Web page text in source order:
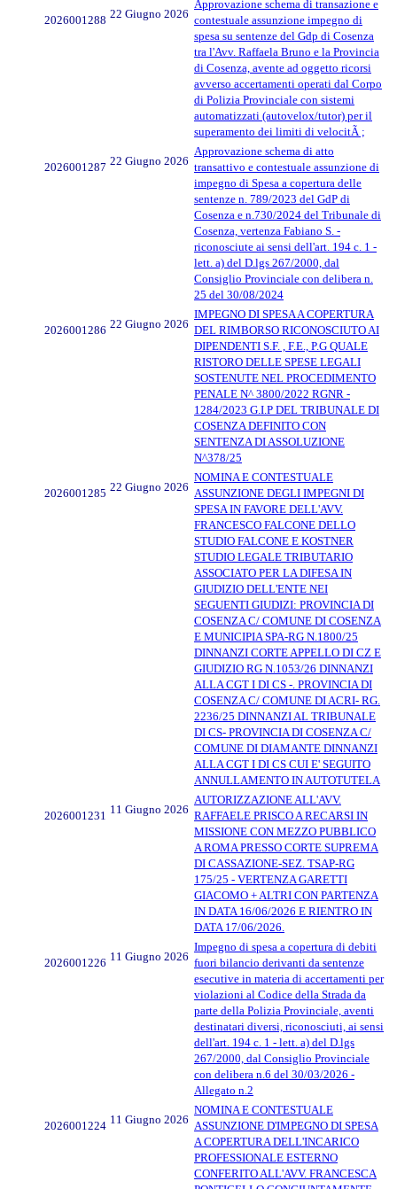
2026001288 22 Giugno 2026
Approvazione schema di transazione e
contestuale assunzione impegno di
spesa su sentenze del Gdp di Cosenza
tra l'Avv. Raffaela Bruno e la Provincia
di Cosenza, avente ad oggetto ricorsi
avverso accertamenti operati dal Corpo
di Polizia Provinciale con sistemi
automatizzati (autovelox/tutor) per il
superamento dei limiti di velocitÃ ;
2026001287 22 Giugno 2026
Approvazione schema di atto
transattivo e contestuale assunzione di
impegno di Spesa a copertura delle
sentenze n. 789/2023 del GdP di
Cosenza e n.730/2024 del Tribunale di
Cosenza, vertenza Fabiano S. -
riconosciute ai sensi dell'art. 194 c. 1 -
lett. a) del D.lgs 267/2000, dal
Consiglio Provinciale con delibera n.
25 del 30/08/2024
2026001286 22 Giugno 2026
IMPEGNO DI SPESA A COPERTURA
DEL RIMBORSO RICONOSCIUTO AI
DIPENDENTI S.F. , F.E., P.G QUALE
RISTORO DELLE SPESE LEGALI
SOSTENUTE NEL PROCEDIMENTO
PENALE N^ 3800/2022 RGNR -
1284/2023 G.I.P DEL TRIBUNALE DI
COSENZA DEFINITO CON
SENTENZA DI ASSOLUZIONE
N^378/25
2026001285 22 Giugno 2026
NOMINA E CONTESTUALE
ASSUNZIONE DEGLI IMPEGNI DI
SPESA IN FAVORE DELL'AVV.
FRANCESCO FALCONE DELLO
STUDIO FALCONE E KOSTNER
STUDIO LEGALE TRIBUTARIO
ASSOCIATO PER LA DIFESA IN
GIUDIZIO DELL'ENTE NEI
SEGUENTI GIUDIZI: PROVINCIA DI
COSENZA C/ COMUNE DI COSENZA
E MUNICIPIA SPA-RG N.1800/25
DINNANZI CORTE APPELLO DI CZ E
GIUDIZIO RG N.1053/26 DINNANZI
ALLA CGT I DI CS -. PROVINCIA DI
COSENZA C/ COMUNE DI ACRI- RG.
2236/25 DINNANZI AL TRIBUNALE
DI CS- PROVINCIA DI COSENZA C/
COMUNE DI DIAMANTE DINNANZI
ALLA CGT I DI CS CUI E' SEGUITO
ANNULLAMENTO IN AUTOTUTELA
2026001231 11 Giugno 2026
AUTORIZZAZIONE ALL'AVV.
RAFFAELE PRISCO A RECARSI IN
MISSIONE CON MEZZO PUBBLICO
A ROMA PRESSO CORTE SUPREMA
DI CASSAZIONE-SEZ. TSAP-RG
175/25 - VERTENZA GARETTI
GIACOMO + ALTRI CON PARTENZA
IN DATA 16/06/2026 E RIENTRO IN
DATA 17/06/2026.
2026001226 11 Giugno 2026
Impegno di spesa a copertura di debiti
fuori bilancio derivanti da sentenze
esecutive in materia di accertamenti per
violazioni al Codice della Strada da
parte della Polizia Provinciale, aventi
destinatari diversi, riconosciuti, ai sensi
dell'art. 194 c. 1 - lett. a) del D.lgs
267/2000, dal Consiglio Provinciale
con delibera n.6 del 30/03/2026 -
Allegato n.2
2026001224 11 Giugno 2026
NOMINA E CONTESTUALE
ASSUNZIONE D'IMPEGNO DI SPESA
A COPERTURA DELL'INCARICO
PROFESSIONALE ESTERNO
CONFERITO ALL'AVV. FRANCESCA